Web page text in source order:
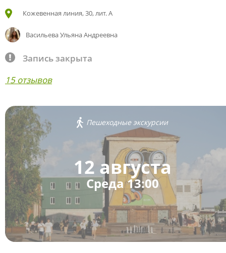
Кожевенная линия, 30, лит. А
Васильева Ульяна Андреевна
Запись закрыта
15 отзывов
Пешеходные экскурсии
12 августа
Среда 13:00